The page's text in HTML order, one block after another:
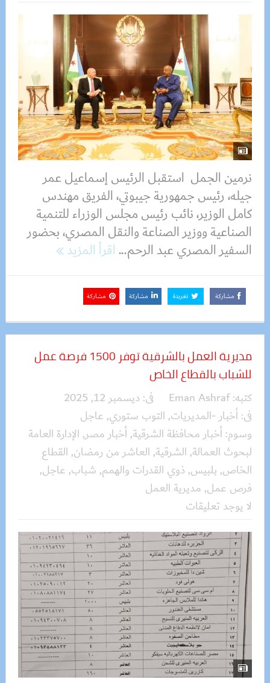
نرمين الجمل استقبل الرئيس إسماعيل عمر
جيله، رئيس جمهورية جيبوتي، الفريق مهندس
كامل الوزير، نائب رئيس مجلس الوزراء للتنمية
الصناعية ووزير الصناعة والنقل المصري، بحضور
السفير المصري عبد الرحم...اقرأ المزيد
مشاركة تغريدة مشاركة مشاركة
مديرية العمل بالشرقية توفر 1500 فرصة عمل
للشباب بالقطاع الخاص
كتبه:Eman Ashraf فى: ديسمبر 12, 2025
فى:أخبار -المديريات, التوب ستوري, عاجل
وسوم:أخبار محافظة الشرقية,أخبار مصر, الإدارة العامة
لبحوث العمالة, الشرقية, العاشر من رمضان, القطاع
الخاص, بلبيس, ذوي القدرات والهمم, شباب, عاجل,
فرص عمل, مديرية العمل
لا يوجد تعليقات